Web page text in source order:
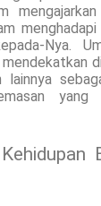
Nya.
lainnya
yang